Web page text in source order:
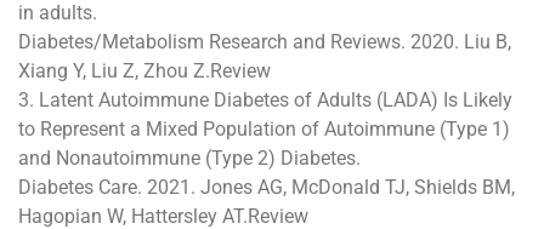
in adults.
Diabetes/Metabolism Research and Reviews. 2020. Liu B,
Xiang Y, Liu Z, Zhou Z.Review
3. Latent Autoimmune Diabetes of Adults (LADA) Is Likely
to Represent a Mixed Population of Autoimmune (Type 1)
and Nonautoimmune (Type 2) Diabetes.
Diabetes Care. 2021. Jones AG, McDonald TJ, Shields BM,
Hagopian W, Hattersley AT.Review